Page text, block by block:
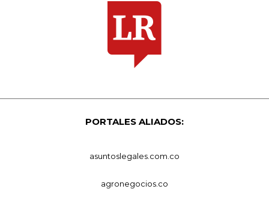
PORTALES ALIADOS:
asuntoslegales.com.co
agronegocios.co